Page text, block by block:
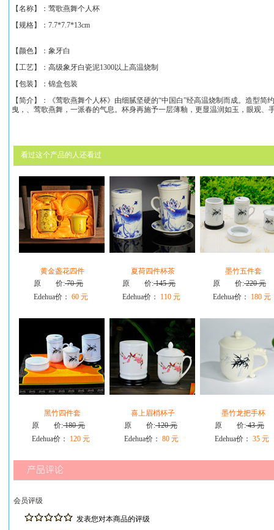
【名称】： 莺歌燕舞个人杯
【规格】： 7.7*7.7*13cm
【颜色】：象牙白
【工艺】：高级象牙白瓷泥1300以上高温烧制
【包装】：锦盒包装
【简介】：《莺歌燕舞个人杯》 由细腻坚硬的“中国白”经高温烧制而成。造型简
曳，、 莺歌燕舞，一派春的气息。 杯身再施予一层薄釉，更显温润如玉，眼观、
看过这个产品的人还看过
黄金盏花四件
原 价:70 元
Edehua价： 60 元
夏荷四件杯茶
原 价:145 元
Edehua价：
110 元
墨竹五件套
原 价:220 元
Edehua价：
180 元
黑竹四件套
原 价:180 元
Edehua价：
120 元
喜上眉梢杯子
原 价:120 元
Edehua价： 80 元
墨竹龙把手杯
原 价:43 元
Edehua价： 35 元
会员评级
发表您对本商品的评级